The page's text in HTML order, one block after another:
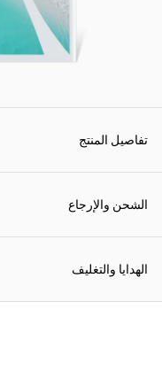
تفاصيل المنتج
الشحن والإرجاع
الهدايا والتغليف